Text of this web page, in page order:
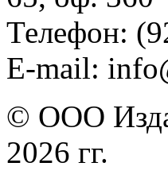
Телефон:
E-mail:
© ООО
2026 гг.